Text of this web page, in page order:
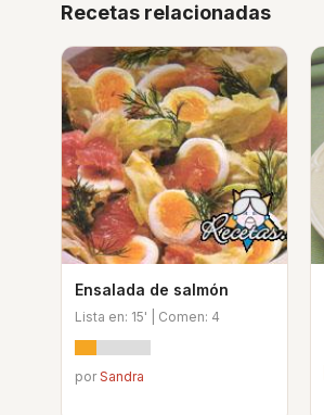
Recetas relacionadas
Ensalada de salmón
Lista en: 15' | Comen: 4
porSandra